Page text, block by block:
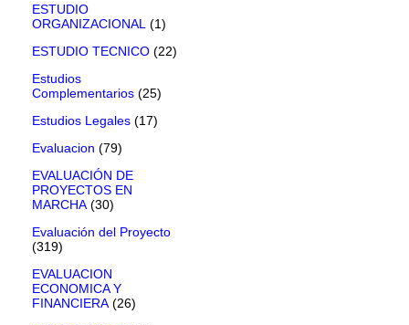
ESTUDIO
ORGANIZACIONAL (1)
ESTUDIO TECNICO (22)
Estudios
Complementarios (25)
Estudios Legales (17)
Evaluacion (79)
EVALUACIÓN DE
PROYECTOS EN
MARCHA (30)
Evaluación del Proyecto
(319)
EVALUACION
ECONOMICA Y
FINANCIERA (26)